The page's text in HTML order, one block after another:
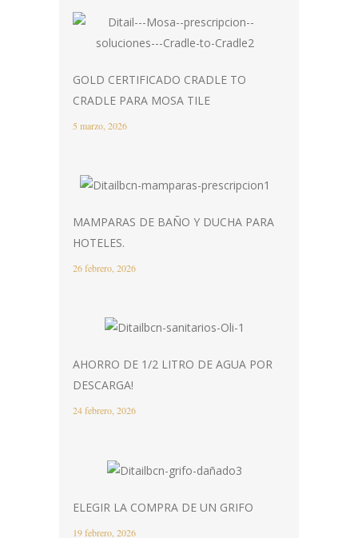
GOLD CERTIFICADO CRADLE TO
CRADLE PARA MOSA TILE
5 marzo, 2026
MAMPARAS DE BAÑO Y DUCHA PARA
HOTELES.
26 febrero, 2026
AHORRO DE 1/2 LITRO DE AGUA POR
DESCARGA!
24 febrero, 2026
ELEGIR LA COMPRA DE UN GRIFO
19 febrero, 2026